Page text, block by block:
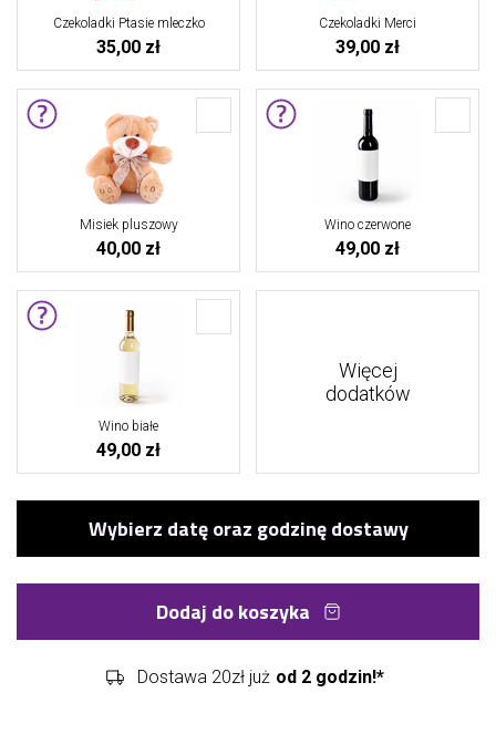
Czekoladki Ptasie mleczko
35,00 zł
Czekoladki Merci
39,00 zł
Misiek pluszowy
40,00 zł
Wino czerwone
49,00 zł
Wino białe
49,00 zł
Więcej
dodatków
Dodaj do koszyka
Dostawa 20zł już od 2 godzin!*